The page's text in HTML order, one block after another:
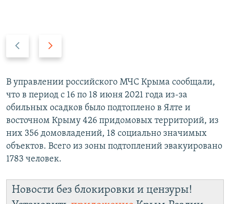
д
ы
д
у
щ
и
й
л
д
у
ю
щ
и
й
с
а
й
В управлении российского МЧС Крыма сообщали,
что в период с 16 по 18 июня 2021 года из-за
обильных осадков было подтоплено в Ялте и
восточном Крыму 426 придомовых территорий, из
них 356 домовладений, 18 социально значимых
объектов. Всего из зоны подтоплений эвакуировано
1783 человек.
Новости без блокировки и цензуры!